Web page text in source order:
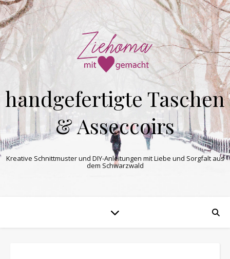
handgefertigte Taschen
& Asseccoirs
Kreative Schnittmuster und DIY-Anleitungen mit Liebe und Sorgfalt aus
dem Schwarzwald